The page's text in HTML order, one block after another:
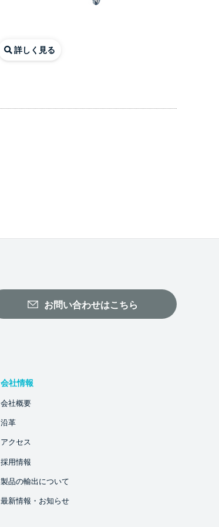
詳しく見る
お問い合わせはこちら
会社情報
会社概要
沿革
アクセス
採用情報
製品の輸出について
最新情報・お知らせ